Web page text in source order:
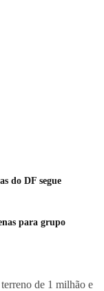
do DF segue
para grupo
de 1 milhão e